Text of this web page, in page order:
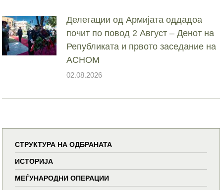
Делегации од Армијата оддадоа
почит по повод 2 Август – Денот на
Републиката и првото заседание на
АСНОМ
02.08.2026
СТРУКТУРА НА ОДБРАНАТА
ИСТОРИЈА
МЕЃУНАРОДНИ ОПЕРАЦИИ